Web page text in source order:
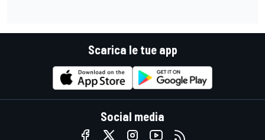
Scarica le tue app
Social media